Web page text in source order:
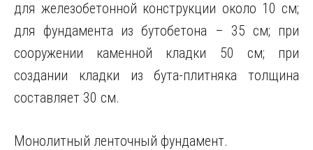
для железобетонной конструкции около 10 см;
для фундамента из бутобетона – 35 см; при
сооружении каменной кладки 50 см; при
создании кладки из бута-плитняка толщина
составляет 30 см.
Монолитный ленточный фундамент.